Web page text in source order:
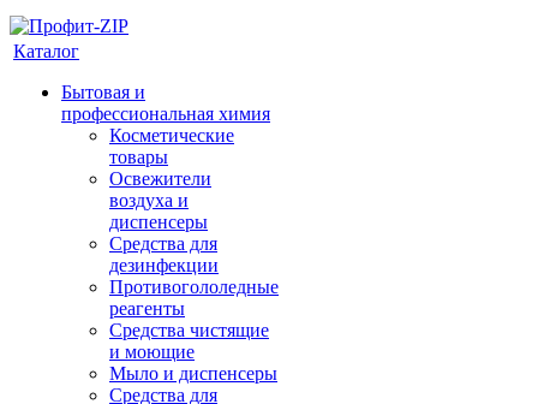
Каталог
Бытовая и
профессиональная химия
Косметические
товары
Освежители
воздуха и
диспенсеры
Средства для
дезинфекции
Противогололедные
реагенты
Средства чистящие
и моющие
Мыло и диспенсеры
Средства для